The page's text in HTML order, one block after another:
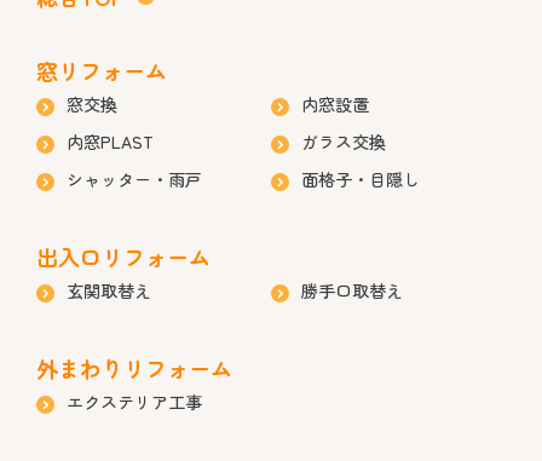
窓リフォーム
窓交換
内窓設置
内窓PLAST
ガラス交換
シャッター・雨戸
面格子・目隠し
出入口リフォーム
玄関取替え 勝手口取替え
外まわりリフォーム
エクステリア工事